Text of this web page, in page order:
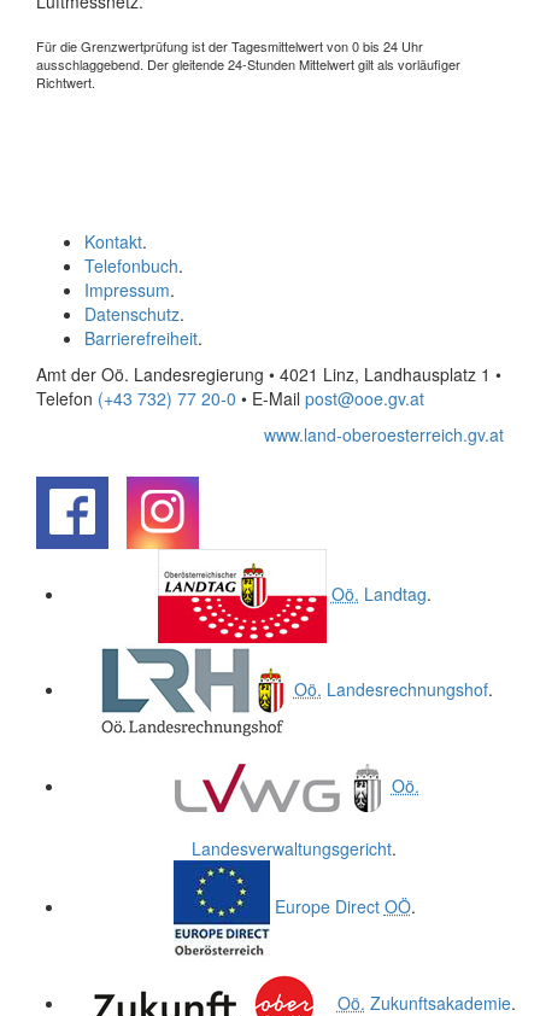
Für die Grenzwertprüfung ist der Tagesmittelwert von 0 bis 24 Uhr
ausschlaggebend. Der gleitende 24-Stunden Mittelwert gilt als vorläufiger
Richtwert.
Kontakt.
Telefonbuch.
Impressum.
Datenschutz.
Barrierefreiheit.
Amt der Oö. Landesregierung • 4021 Linz, Landhausplatz 1 •
Telefon (+43 732) 77 20-0 • E-Mail post@ooe.gv.at
www.land-oberoesterreich.gv.at
Oö. Landtag.
Oö. Landesrechnungshof.
Oö.
Landesverwaltungsgericht.
Europe Direct OÖ.
Oö. Zukunftsakademie.